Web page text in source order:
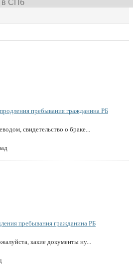
пребывания гражданина РБ
свидетельство о браке...
пребывания гражданина РБ
какие документы ну...